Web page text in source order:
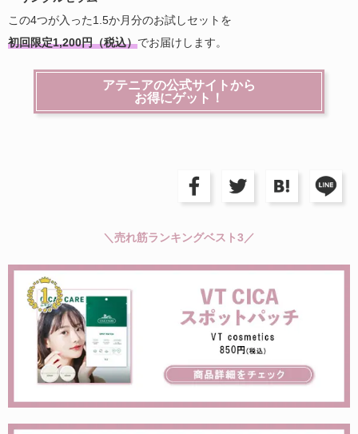
この4つが入った1.5か月分のお試しセットを
初回限定1,200円（税込）でお届けします。
アテニアの公式サイトから
お得にゲット！
＼売れ筋ランキングベスト3／